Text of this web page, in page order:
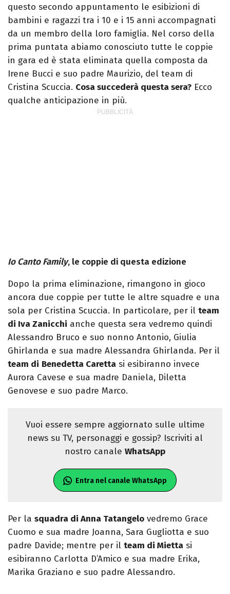
questo secondo appuntamento le esibizioni di
bambini e ragazzi tra i 10 e i 15 anni accompagnati
da un membro della loro famiglia. Nel corso della
prima puntata abiamo conosciuto tutte le coppie
in gara ed è stata eliminata quella composta da
Irene Bucci e suo padre Maurizio, del team di
Cristina Scuccia. Cosa succederà questa sera? Ecco
qualche anticipazione in più.
Io Canto Family, le coppie di questa edizione
Dopo la prima eliminazione, rimangono in gioco
ancora due coppie per tutte le altre squadre e una
sola per Cristina Scuccia. In particolare, per il team
di Iva Zanicchi anche questa sera vedremo quindi
Alessandro Bruco e suo nonno Antonio, Giulia
Ghirlanda e sua madre Alessandra Ghirlanda. Per il
team di Benedetta Caretta si esibiranno invece
Aurora Cavese e sua madre Daniela, Diletta
Genovese e suo padre Marco.
Vuoi essere sempre aggiornato sulle ultime
news su TV, personaggi e gossip? Iscriviti al
nostro canale WhatsApp
Entra nel canale WhatsApp
Per la squadra di Anna Tatangelo vedremo Grace
Cuomo e sua madre Joanna, Sara Gugliotta e suo
padre Davide; mentre per il team di Mietta si
esibiranno Carlotta D’Amico e sua madre Erika,
Marika Graziano e suo padre Alessandro.